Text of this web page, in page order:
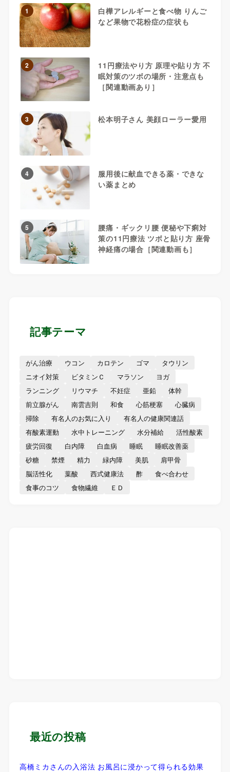
1
白樺アレルギーと食べ物 りんご
など果物で花粉症の症状も
2
11円療法やり方 原理や貼り方 不
眠対策のツボの場所・注意点も
［関連動画あり］
3 松本明子さん 美顔ローラー愛用
4
服用後に献血できる薬・できな
い薬まとめ
5
腰痛・ギックリ腰 便秘や下痢対
策の11円療法 ツボと貼り方 座骨
神経痛の場合［関連動画も］
記事テーマ
がん治療 ウコン カロテン ゴマ
タウリン
ニオイ対策
ビタミンＣ マラソン
ヨガ
ランニング
リウマチ 不妊症 亜鉛
体幹
前立腺がん
南雲吉則 和食 心筋梗塞
心臓病
掃除
有名人のお気に入り
有名人の健康関連話
有酸素運動
水中トレーニング 水分補給
活性酸素
疲労回復
白内障 白血病 睡眠
睡眠改善薬
砂糖
禁煙 精力 緑内障 美肌
肩甲骨
脳活性化
葉酸 西式健康法 酢
食べ合わせ
食事のコツ
食物繊維 ＥＤ
最近の投稿
高橋ミカさんの入浴法 お風呂に浸かって得られる効果